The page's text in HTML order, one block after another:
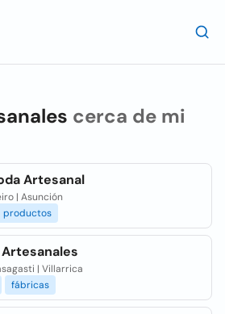
cerca de mi
Artesanal
| Asunción
productos
| Villarrica
fábricas